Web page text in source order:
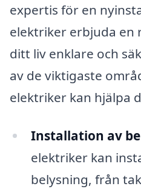
expertis för en
elektriker erbjuda en
ditt liv enklare och
av de viktigaste
elektriker kan hjälpa
Installation av
elektriker kan
belysning, från